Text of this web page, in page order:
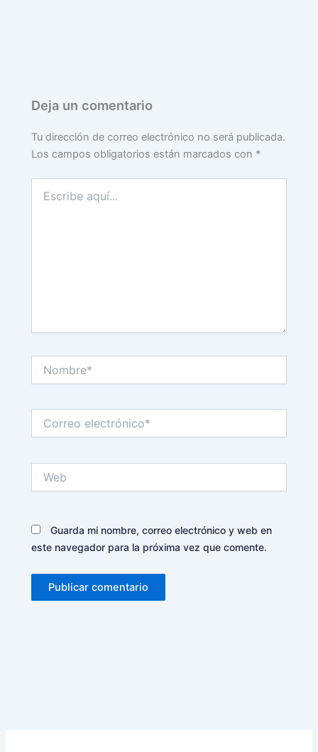
Deja un comentario
Tu dirección de correo electrónico no será publicada.
Los campos obligatorios están marcados con *
aquí...
electrónico*
Guarda mi nombre, correo electrónico y web en
este navegador para la próxima vez que comente.